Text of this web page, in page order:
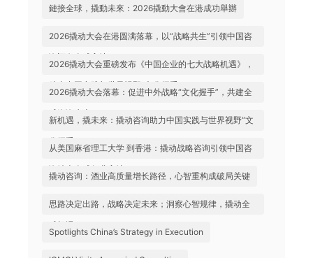
鏈接全球，撬動未來：2026撬動大會在港成功舉辦
2026撬动大会在港圆满落幕，以“战略共生”引领中国咨
询迈向全球高地
2026撬动大会重磅发布《中国企业的七大战略机遇》，
助力中国实践与世界视野“文化握手”
2026撬动大会落幕：促进中外战略“文化握手”，共建全
球咨询生态
新机遇，撬未来：撬动咨询助力中国实践与世界视野“文
化握手”
从美国麻省理工大学 到香港：撬动战略咨询引领中国咨
询站上全球行业高地
撬动咨询：酒业高质量增长路径，心智重构成破局关键
思路决定出路，战略决定未来；洞察心智规律，撬动全
球机遇
Spotlights China’s Strategy in Execution